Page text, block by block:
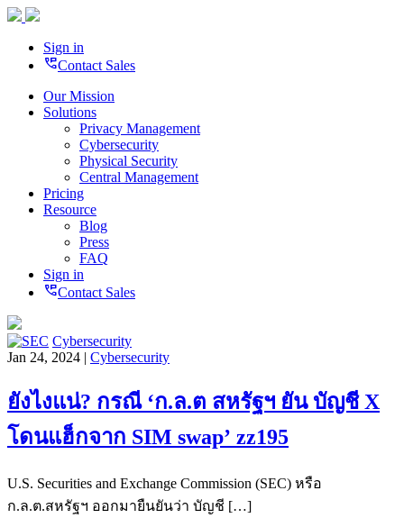
Sign in
perm_phone_msgContact Sales
Our Mission
Solutions
Privacy Management
Cybersecurity
Physical Security
Central Management
Pricing
Resource
Blog
Press
FAQ
Sign in
perm_phone_msgContact Sales
Cybersecurity
Jan 24, 2024 | Cybersecurity
ยังไงแน่? กรณี ‘ก.ล.ต สหรัฐฯ ยัน บัญชี X
โดนแฮ็กจาก SIM swap’ zz195
U.S. Securities and Exchange Commission (SEC) หรือ
ก.ล.ต.สหรัฐฯ ออกมายืนยันว่า บัญชี […]